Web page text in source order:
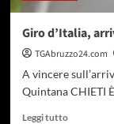
Giro d’Italia,
TGAbruzzo24.com
A vincere
Quintana CHIETI
Leggi tuttoLeggi